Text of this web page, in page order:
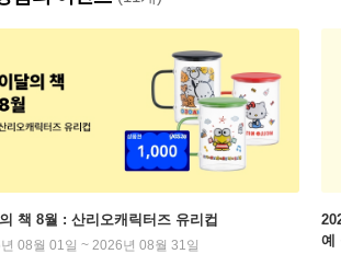
책 8월 : 산리오캐릭터즈 유리컵
08월 01일 ~ 2026년 08월 31일
예